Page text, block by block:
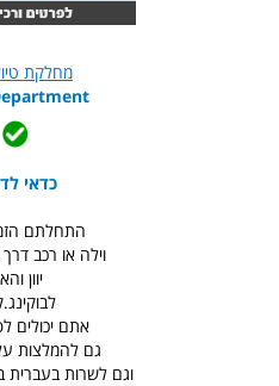
מחלקת
כדאי
התחלתם
וילה או רכב
יוון
אתם יכולים
גם להמלצות
וגם לשרות בעברית